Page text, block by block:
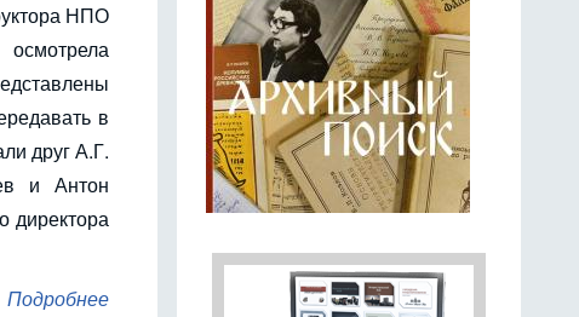
НПО
в
друг А.Г.
и Антон
директора
Подробнее